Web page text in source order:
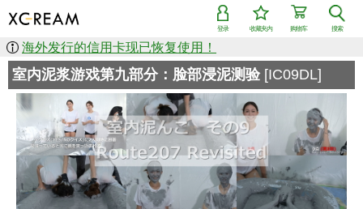
搜索
购物车
收藏夹内
登录
海外发行的信用卡现已恢复使用！
室内泥浆游戏第九部分：脸部浸泥测验 [IC09DL]